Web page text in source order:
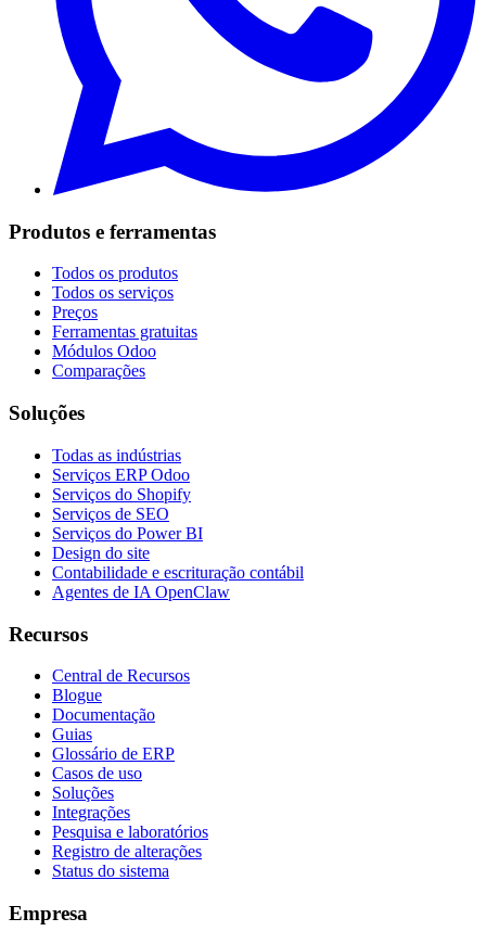
Produtos e ferramentas
Todos os produtos
Todos os serviços
Preços
Ferramentas gratuitas
Módulos Odoo
Comparações
Soluções
Todas as indústrias
Serviços ERP Odoo
Serviços do Shopify
Serviços de SEO
Serviços do Power BI
Design do site
Contabilidade e escrituração contábil
Agentes de IA OpenClaw
Recursos
Central de Recursos
Blogue
Documentação
Guias
Glossário de ERP
Casos de uso
Soluções
Integrações
Pesquisa e laboratórios
Registro de alterações
Status do sistema
Empresa